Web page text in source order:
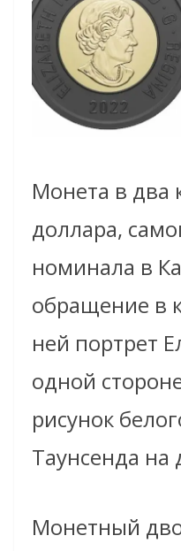
Монета в два
доллара,
номинала в
обращение в
ней портрет
одной
рисунок
Таунсенда на
Монетный